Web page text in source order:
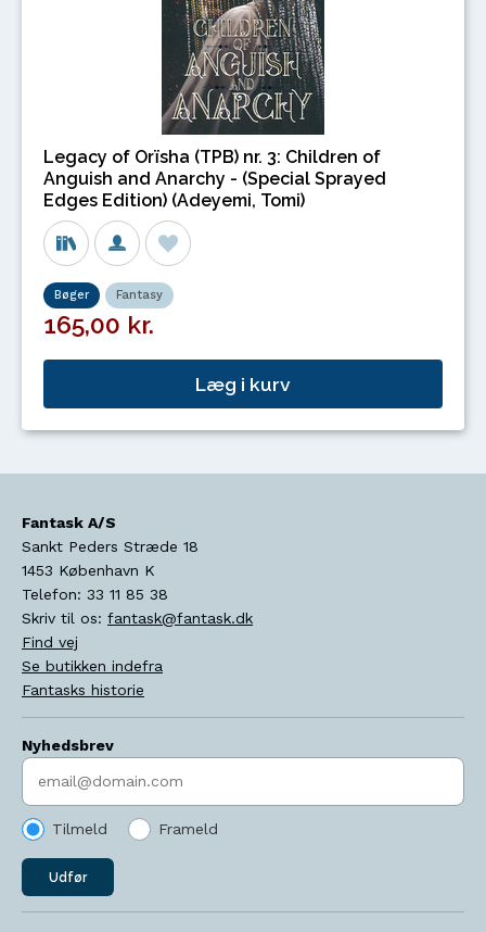
Legacy of Orïsha (TPB) nr. 3: Children of
Anguish and Anarchy - (Special Sprayed
Edges Edition) (Adeyemi, Tomi)
Bøger Fantasy
165,00 kr.
Læg i kurv
Fantask A/S
Sankt Peders Stræde 18
1453 København K
Telefon: 33 11 85 38
Skriv til os: fantask@fantask.dk
Find vej
Se butikken indefra
Fantasks historie
Nyhedsbrev
Indtast søgeord
Tilmeld Frameld
Udfør